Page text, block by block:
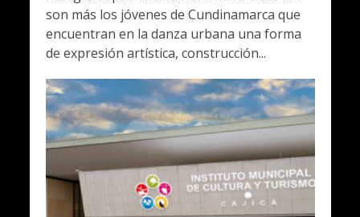
son más los jóvenes de Cundinamarca que
encuentran en la danza urbana una forma
de expresión artística, construcción...